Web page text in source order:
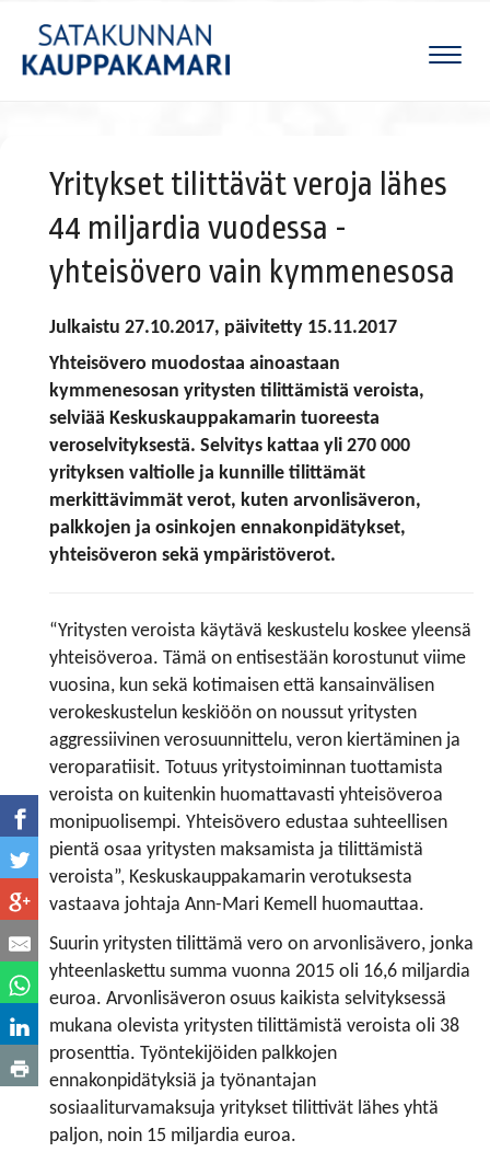
Yritykset tilittävät veroja lähes
44 miljardia vuodessa -
yhteisövero vain kymmenesosa
Julkaistu 27.10.2017, päivitetty 15.11.2017
Yhteisövero muodostaa ainoastaan
kymmenesosan yritysten tilittämistä veroista,
selviää Keskuskauppakamarin tuoreesta
veroselvityksestä. Selvitys kattaa yli 270 000
yrityksen valtiolle ja kunnille tilittämät
merkittävimmät verot, kuten arvonlisäveron,
palkkojen ja osinkojen ennakonpidätykset,
yhteisöveron sekä ympäristöverot.
“Yritysten veroista käytävä keskustelu koskee yleensä
yhteisöveroa. Tämä on entisestään korostunut viime
vuosina, kun sekä kotimaisen että kansainvälisen
verokeskustelun keskiöön on noussut yritysten
aggressiivinen verosuunnittelu, veron kiertäminen ja
veroparatiisit. Totuus yritystoiminnan tuottamista
veroista on kuitenkin huomattavasti yhteisöveroa
monipuolisempi. Yhteisövero edustaa suhteellisen
pientä osaa yritysten maksamista ja tilittämistä
veroista”, Keskuskauppakamarin verotuksesta
vastaava johtaja Ann-Mari Kemell huomauttaa.
Suurin yritysten tilittämä vero on arvonlisävero, jonka
yhteenlaskettu summa vuonna 2015 oli 16,6 miljardia
euroa. Arvonlisäveron osuus kaikista selvityksessä
mukana olevista yritysten tilittämistä veroista oli 38
prosenttia. Työntekijöiden palkkojen
ennakonpidätyksiä ja työnantajan
sosiaaliturvamaksuja yritykset tilittivät lähes yhtä
paljon, noin 15 miljardia euroa.